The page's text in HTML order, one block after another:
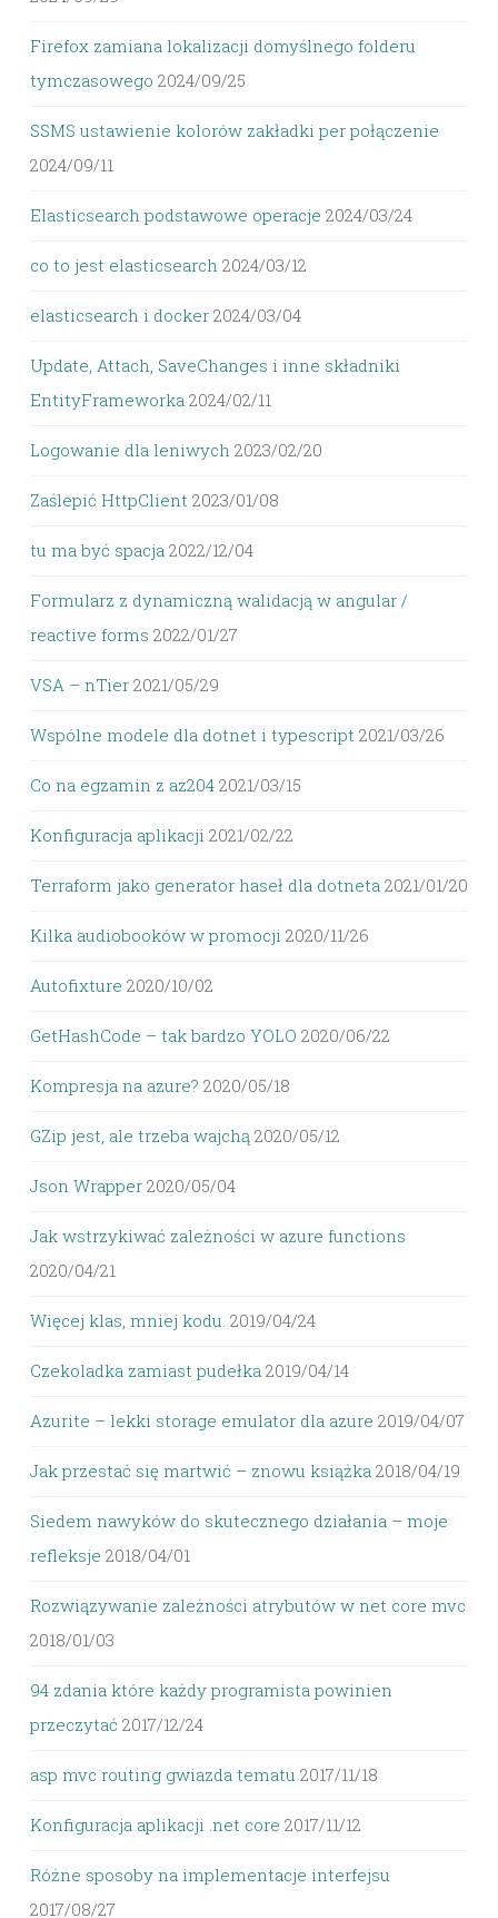
Firefox zamiana lokalizacji domyślnego folderu
tymczasowego 2024/09/25
SSMS ustawienie kolorów zakładki per połączenie
2024/09/11
Elasticsearch podstawowe operacje 2024/03/24
co to jest elasticsearch 2024/03/12
elasticsearch i docker 2024/03/04
Update, Attach, SaveChanges i inne składniki
EntityFrameworka 2024/02/11
Logowanie dla leniwych 2023/02/20
Zaślepić HttpClient 2023/01/08
tu ma być spacja 2022/12/04
Formularz z dynamiczną walidacją w angular /
reactive forms 2022/01/27
VSA – nTier 2021/05/29
Wspólne modele dla dotnet i typescript 2021/03/26
Co na egzamin z az204 2021/03/15
Konfiguracja aplikacji 2021/02/22
Terraform jako generator haseł dla dotneta 2021/01/20
Kilka audiobooków w promocji 2020/11/26
Autofixture 2020/10/02
GetHashCode – tak bardzo YOLO 2020/06/22
Kompresja na azure? 2020/05/18
GZip jest, ale trzeba wajchą 2020/05/12
Json Wrapper 2020/05/04
Jak wstrzykiwać zależności w azure functions
2020/04/21
Więcej klas, mniej kodu. 2019/04/24
Czekoladka zamiast pudełka 2019/04/14
Azurite – lekki storage emulator dla azure 2019/04/07
Jak przestać się martwić – znowu książka 2018/04/19
Siedem nawyków do skutecznego działania – moje
refleksje 2018/04/01
Rozwiązywanie zależności atrybutów w net core mvc
2018/01/03
94 zdania które każdy programista powinien
przeczytać 2017/12/24
asp mvc routing gwiazda tematu 2017/11/18
Konfiguracja aplikacji .net core 2017/11/12
Różne sposoby na implementacje interfejsu
2017/08/27